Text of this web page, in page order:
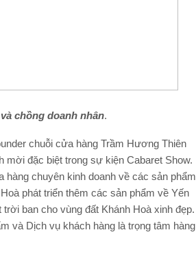
chồng doanh nhân.
chuỗi cửa hàng Trầm Hương Thiên
đặc biệt trong sự kiện Cabaret Show.
chuyên kinh doanh về các sản phẩm
phát triển thêm các sản phẩm về Yến
ban cho vùng đất Khánh Hoà xinh đẹp.
và Dịch vụ khách hàng là trọng tâm hàng